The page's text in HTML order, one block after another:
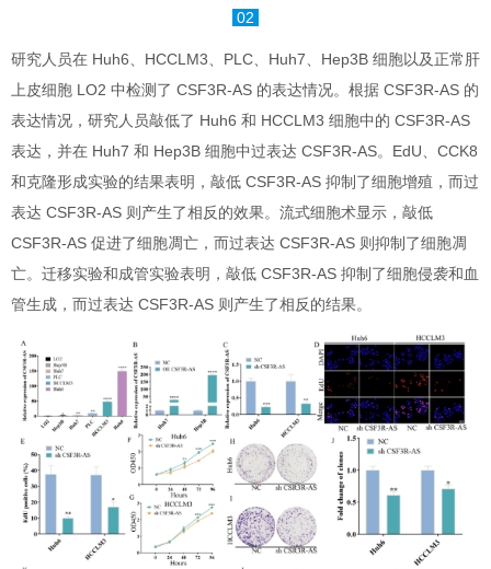
02
研究人员在 Huh6、HCCLM3、PLC、Huh7、Hep3B 细胞以及正常肝
上皮细胞 LO2 中检测了 CSF3R-AS 的表达情况。根据 CSF3R-AS 的
表达情况，研究人员敲低了 Huh6 和 HCCLM3 细胞中的 CSF3R-AS
表达，并在 Huh7 和 Hep3B 细胞中过表达 CSF3R-AS。EdU、CCK8
和克隆形成实验的结果表明，敲低 CSF3R-AS 抑制了细胞增殖，而过
表达 CSF3R-AS 则产生了相反的效果。流式细胞术显示，敲低
CSF3R-AS 促进了细胞凋亡，而过表达 CSF3R-AS 则抑制了细胞凋
亡。迁移实验和成管实验表明，敲低 CSF3R-AS 抑制了细胞侵袭和血
管生成，而过表达 CSF3R-AS 则产生了相反的结果。